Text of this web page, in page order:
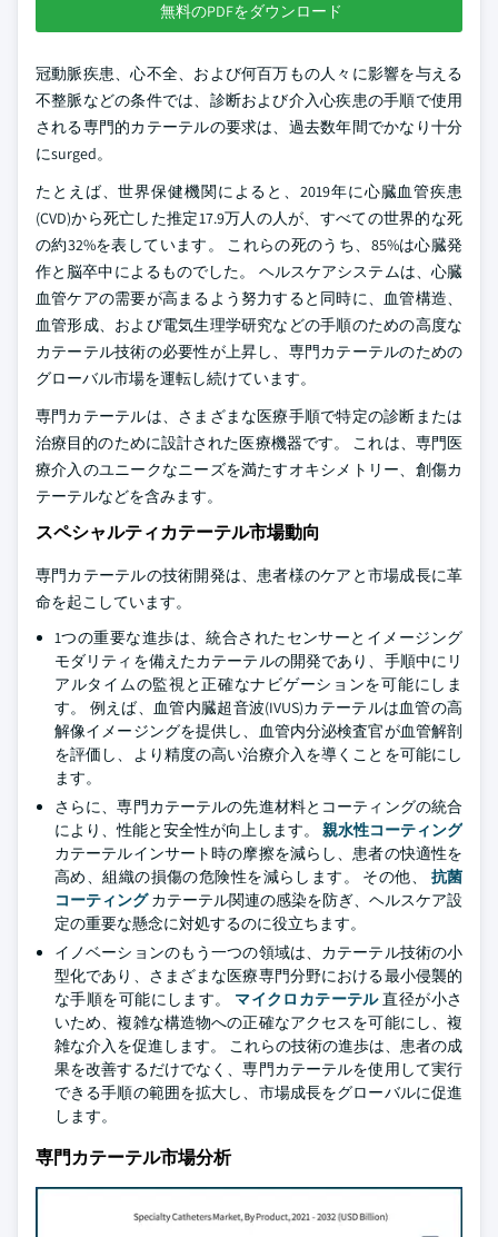
無料のPDFをダウンロード
冠動脈疾患、心不全、および何百万もの人々に影響を与える
不整脈などの条件では、診断および介入心疾患の手順で使用
される専門的カテーテルの要求は、過去数年間でかなり十分
にsurged。
たとえば、世界保健機関によると、2019年に心臓血管疾患
(CVD)から死亡した推定17.9万人の人が、すべての世界的な死
の約32%を表しています。 これらの死のうち、85%は心臓発
作と脳卒中によるものでした。 ヘルスケアシステムは、心臓
血管ケアの需要が高まるよう努力すると同時に、血管構造、
血管形成、および電気生理学研究などの手順のための高度な
カテーテル技術の必要性が上昇し、専門カテーテルのための
グローバル市場を運転し続けています。
専門カテーテルは、さまざまな医療手順で特定の診断または
治療目的のために設計された医療機器です。 これは、専門医
療介入のユニークなニーズを満たすオキシメトリー、創傷カ
テーテルなどを含みます。
スペシャルティカテーテル市場動向
専門カテーテルの技術開発は、患者様のケアと市場成長に革
命を起こしています。
1つの重要な進歩は、統合されたセンサーとイメージング
モダリティを備えたカテーテルの開発であり、手順中にリ
アルタイムの監視と正確なナビゲーションを可能にしま
す。 例えば、血管内臓超音波(IVUS)カテーテルは血管の高
解像イメージングを提供し、血管内分泌検査官が血管解剖
を評価し、より精度の高い治療介入を導くことを可能にし
ます。
さらに、専門カテーテルの先進材料とコーティングの統合
により、性能と安全性が向上します。 親水性コーティング
カテーテルインサート時の摩擦を減らし、患者の快適性を
高め、組織の損傷の危険性を減らします。 その他、 抗菌
コーティングカテーテル関連の感染を防ぎ、ヘルスケア設
定の重要な懸念に対処するのに役立ちます。
イノベーションのもう一つの領域は、カテーテル技術の小
型化であり、さまざまな医療専門分野における最小侵襲的
な手順を可能にします。 マイクロカテーテル直径が小さ
いため、複雑な構造物への正確なアクセスを可能にし、複
雑な介入を促進します。 これらの技術の進歩は、患者の成
果を改善するだけでなく、専門カテーテルを使用して実行
できる手順の範囲を拡大し、市場成長をグローバルに促進
します。
専門カテーテル市場分析